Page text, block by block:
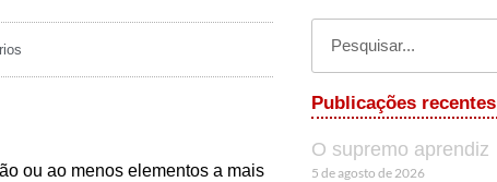
ou ao menos elementos a mais
Publicações recentes
O supremo aprendiz
5 de agosto de 2026